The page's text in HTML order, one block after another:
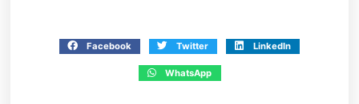
Facebook Twitter LinkedIn
WhatsApp